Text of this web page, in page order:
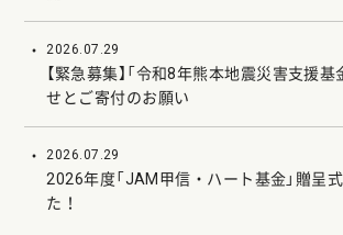
2026.07.29
【緊急募集】「令和8年熊本地震災害支援基
せとご寄付のお願い
2026.07.29
2026年度「JAM甲信・ハート基金」贈呈
た！